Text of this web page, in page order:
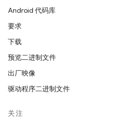
Android 代码库
要求
下载
预览二进制文件
出厂映像
驱动程序二进制文件
关注